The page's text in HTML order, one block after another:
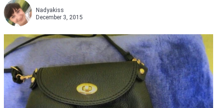
Nadyakiss
December 3, 2015